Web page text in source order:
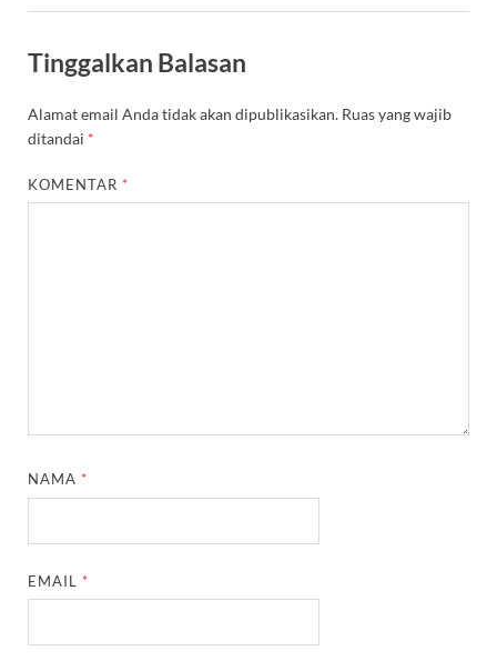
Tinggalkan Balasan
Alamat email Anda tidak akan dipublikasikan. Ruas yang wajib
ditandai *
KOMENTAR *
NAMA *
EMAIL *